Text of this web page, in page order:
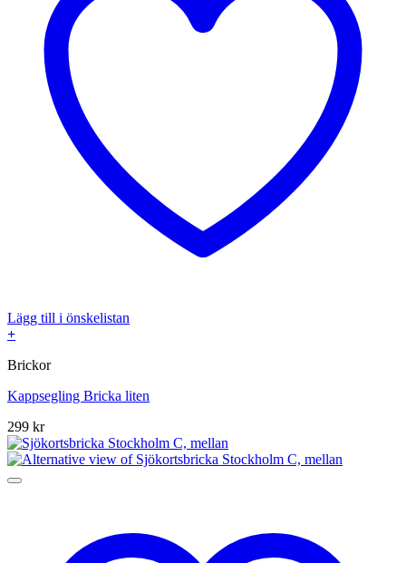
Lägg till i önskelistan
+
Brickor
Kappsegling Bricka liten
299 kr